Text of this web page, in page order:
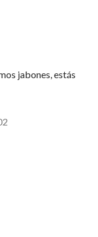
jabones, estás